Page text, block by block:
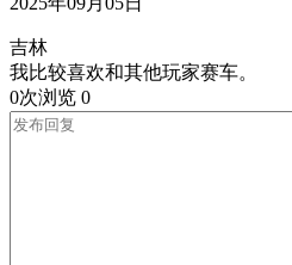
吉林
我比较喜欢和其他玩家赛车。
0次浏览 0